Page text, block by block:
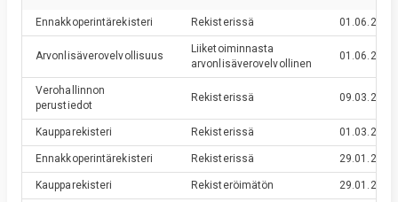
Ennakkoperintärekisteri Rekisterissä 01.06.2020
Arvonlisäverovelvollisuus
Liiketoiminnasta
arvonlisäverovelvollinen
01.06.2020
Verohallinnon
perustiedot
Rekisterissä 09.03.2016
Kaupparekisteri Rekisterissä 01.03.2016
Ennakkoperintärekisteri Rekisterissä 29.01.2016
Kaupparekisteri Rekisteröimätön 29.01.2016